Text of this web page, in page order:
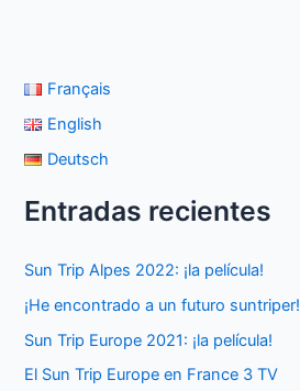
Français
English
Deutsch
Entradas recientes
Sun Trip Alpes 2022: ¡la película!
¡He encontrado a un futuro suntriper!
Sun Trip Europe 2021: ¡la película!
El Sun Trip Europe en France 3 TV